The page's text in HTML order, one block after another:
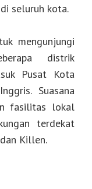
seluruh kota.
mengunjungi
distrik
Pusat Kota
Suasana
fasilitas lokal
terdekat
Killen.